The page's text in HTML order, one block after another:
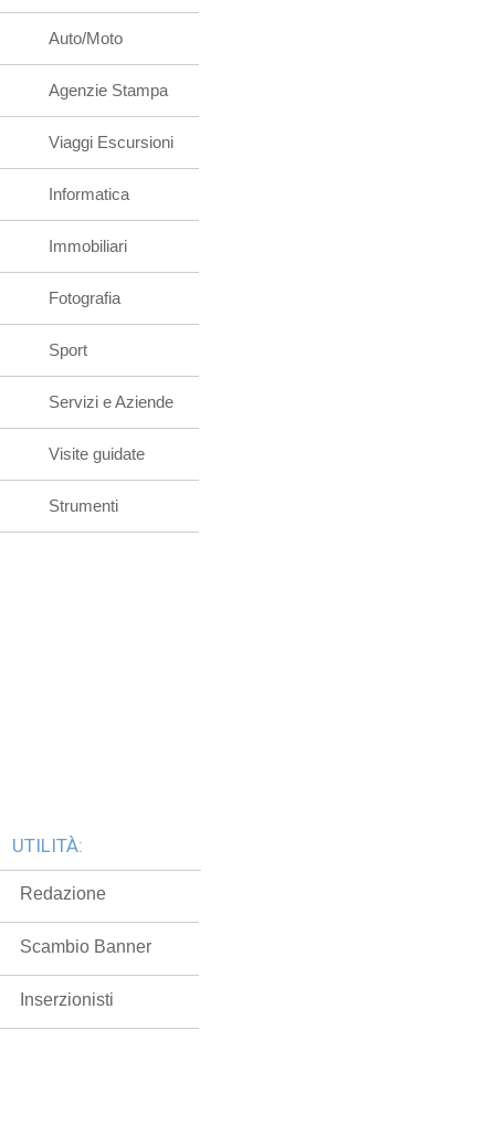
Auto/Moto
Agenzie Stampa
Viaggi Escursioni
Informatica
Immobiliari
Fotografia
Sport
Servizi e Aziende
Visite guidate
Strumenti
UTILITÀ:
Redazione
Scambio Banner
Inserzionisti